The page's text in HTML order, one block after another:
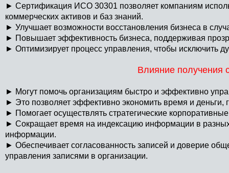
► Сертификация ИСО 30301 позволяет компаниям
коммерческих активов и баз знаний.
► Улучшает возможности восстановления бизнеса в
► Повышает эффективность бизнеса, поддерживая
► Оптимизирует процесс управления, чтобы исключить
Влияние получения
► Могут помочь организациям быстро и эффективно
► Это позволяет эффективно экономить время и
► Помогает осуществлять стратегические
► Сокращает время на индексацию информации в
информации.
► Обеспечивает согласованность записей и доверие
управления записями в организации.